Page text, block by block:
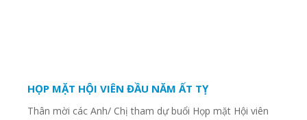
REPUBLIK
HỌP MẶT HỘI VIÊN ĐẦU NĂM ẤT TỴ
Thân mời các Anh/ Chị tham dự buổi Họp mặt Hội viên